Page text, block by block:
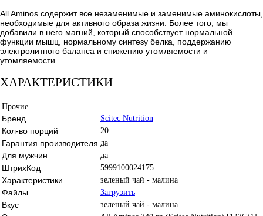
All Aminos содержит все незаменимые и заменимые аминокислоты,
необходимые для активного образа жизни. Более того, мы
добавили в него магний, который способствует нормальной
функции мышц, нормальному синтезу белка, поддержанию
электролитного баланса и снижению утомляемости и
утомляемости.
ХАРАКТЕРИСТИКИ
Прочие
Бренд Scitec Nutrition
Кол-во порций 20
Гарантия производителя да
Для мужчин да
ШтрихКод 5999100024175
Характеристики зеленый чай - малина
Файлы Загрузить
Вкус зеленый чай - малина